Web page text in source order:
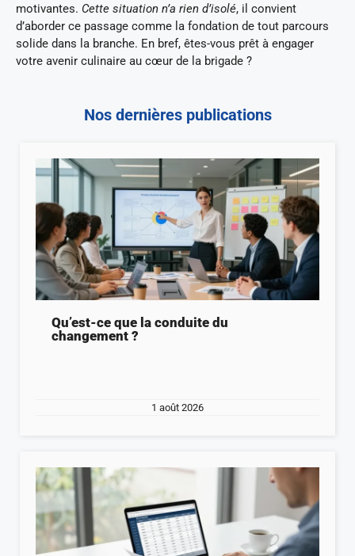
motivantes. Cette situation n’a rien d’isolé, il convient
d’aborder ce passage comme la fondation de tout parcours
solide dans la branche. En bref, êtes-vous prêt à engager
votre avenir culinaire au cœur de la brigade ?
Nos dernières publications
Qu’est-ce que la conduite du
changement ?
1 août 2026